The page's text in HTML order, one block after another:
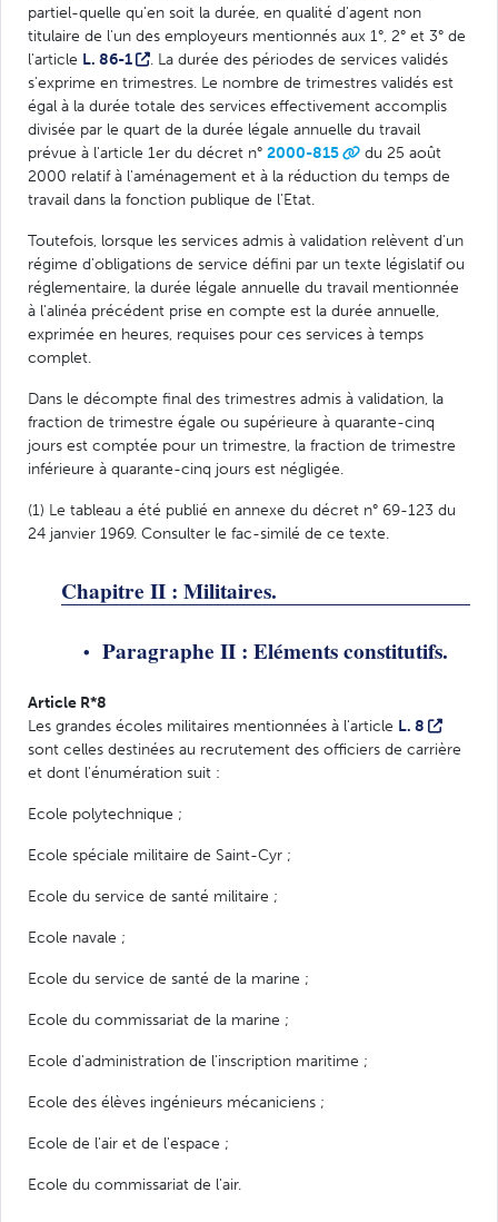
partiel-quelle qu'en soit la durée, en qualité d'agent non
titulaire de l'un des employeurs mentionnés aux 1°, 2° et 3° de
l'article L. 86-1
. La durée des périodes de services validés
s'exprime en trimestres. Le nombre de trimestres validés est
égal à la durée totale des services effectivement accomplis
divisée par le quart de la durée légale annuelle du travail
prévue à l'article 1er du décret n° 2000-815
du 25 août
2000 relatif à l'aménagement et à la réduction du temps de
travail dans la fonction publique de l'Etat.
Toutefois, lorsque les services admis à validation relèvent d'un
régime d'obligations de service défini par un texte législatif ou
réglementaire, la durée légale annuelle du travail mentionnée
à l'alinéa précédent prise en compte est la durée annuelle,
exprimée en heures, requises pour ces services à temps
complet.
Dans le décompte final des trimestres admis à validation, la
fraction de trimestre égale ou supérieure à quarante-cinq
jours est comptée pour un trimestre, la fraction de trimestre
inférieure à quarante-cinq jours est négligée.
(1) Le tableau a été publié en annexe du décret n° 69-123 du
24 janvier 1969. Consulter le fac-similé de ce texte.
Chapitre II : Militaires.
Paragraphe II : Eléments constitutifs.
Article R*8
Les grandes écoles militaires mentionnées à l'article L. 8
sont celles destinées au recrutement des officiers de carrière
et dont l'énumération suit :
Ecole polytechnique ;
Ecole spéciale militaire de Saint-Cyr ;
Ecole du service de santé militaire ;
Ecole navale ;
Ecole du service de santé de la marine ;
Ecole du commissariat de la marine ;
Ecole d'administration de l'inscription maritime ;
Ecole des élèves ingénieurs mécaniciens ;
Ecole de l'air et de l'espace ;
Ecole du commissariat de l'air.